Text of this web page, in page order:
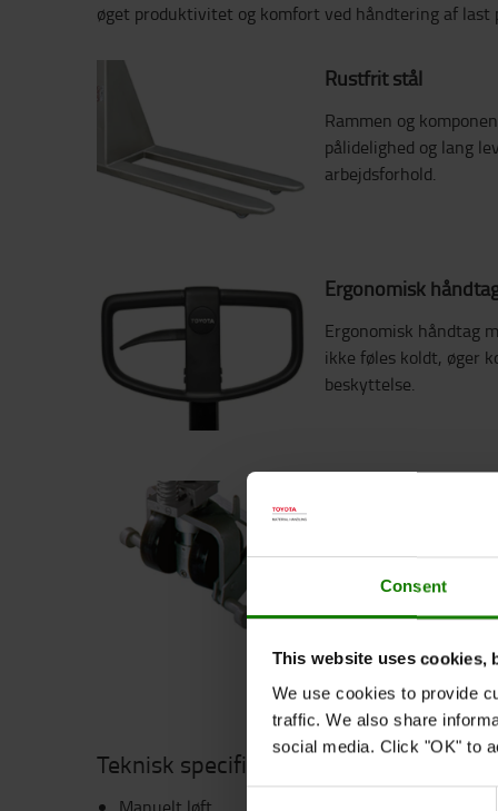
Consent
This website uses cookies,
We use cookies to provide
traffic. We also share
social media. Click "OK" to
øget produktivitet og komfort ved håndtering af last
Rustfrit stål
Rammen og
pålidelighed og lang
arbejdsforhold.
Ergonomisk
Ergonomisk håndtag
ikke føles koldt, øger
beskyttelse.
stabilitet under brug.
Teknisk specifikation